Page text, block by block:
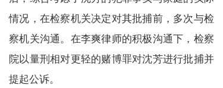
情况，在检察机关决定对其批捕前，多次与检
察机关沟通。在李爽律师的积极沟通下，检察
院以量刑相对更轻的赌博罪对沈芳进行批捕并
提起公诉。